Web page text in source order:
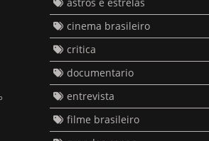
cinema brasileiro
critica
documentario
entrevista
filme brasileiro
grandes cenas